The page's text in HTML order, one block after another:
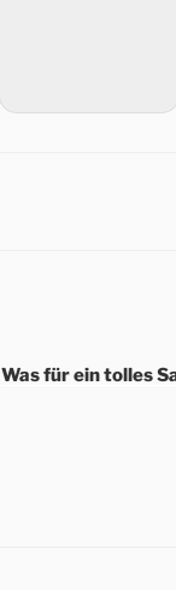
Was für ein tolles